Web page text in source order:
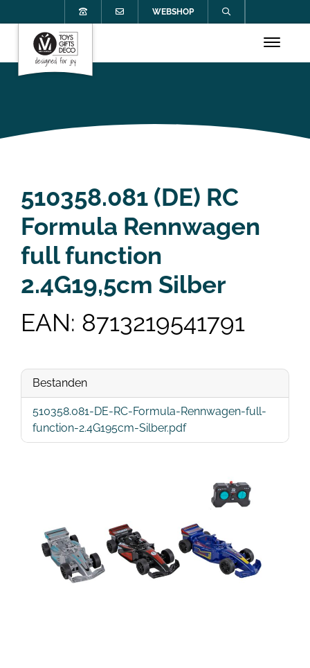
WEBSHOP
510358.081 (DE) RC
Formula Rennwagen
full function
2.4G19,5cm Silber
EAN: 8713219541791
Bestanden
510358.081-DE-RC-Formula-Rennwagen-full-
function-2.4G195cm-Silber.pdf